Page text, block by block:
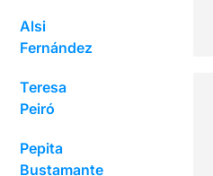
Alsi
Fernández
Teresa
Peiró
Pepita
Bustamante